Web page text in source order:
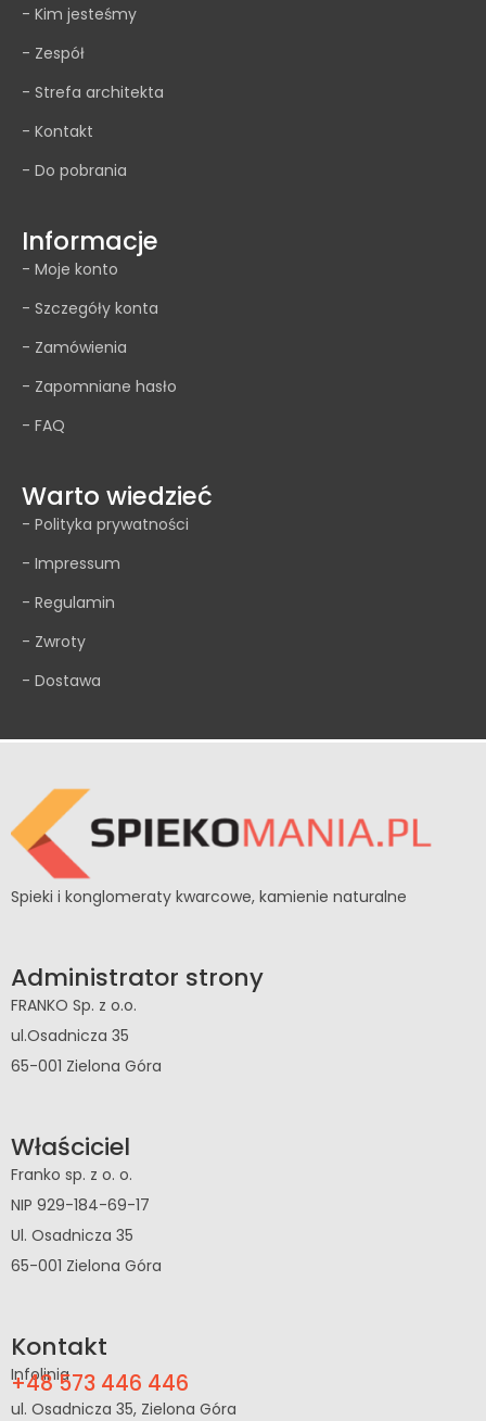
- Kim jesteśmy
- Zespół
- Strefa architekta
- Kontakt
- Do pobrania
Informacje
- Moje konto
- Szczegóły konta
- Zamówienia
- Zapomniane hasło
- FAQ
Warto wiedzieć
- Polityka prywatności
- Impressum
- Regulamin
- Zwroty
- Dostawa
Spieki i konglomeraty kwarcowe, kamienie naturalne
Administrator strony
FRANKO Sp. z o.o.
ul.Osadnicza 35
65-001 Zielona Góra
Właściciel
Franko sp. z o. o.
NIP 929-184-69-17
Ul. Osadnicza 35
65-001 Zielona Góra
Kontakt
Infolinia
+48 573 446 446
ul. Osadnicza 35, Zielona Góra